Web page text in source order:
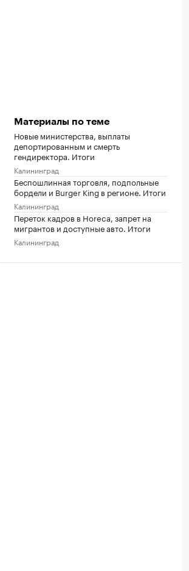
Материалы по теме
Новые министерства, выплаты
депортированным и смерть
гендиректора. Итоги
Калининград
Беспошлинная торговля, подпольные
бордели и Burger King в регионе. Итоги
Калининград
Переток кадров в Horeca, запрет на
мигрантов и доступные авто. Итоги
Калининград